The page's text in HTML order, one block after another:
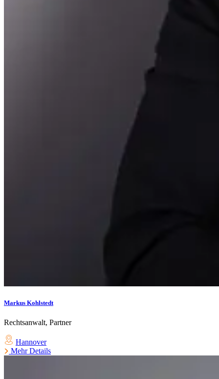
Markus Kohlstedt
Rechtsanwalt, Partner
Hannover
Mehr Details